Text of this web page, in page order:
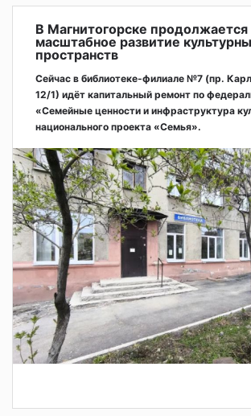
В Магнитогорске продолжается
масштабное развитие
пространств
Сейчас в библиотеке-филиале №7 (пр.
12/1) идёт капитальный ремонт по
«Семейные ценности и инфраструктура
национального проекта «Семья».